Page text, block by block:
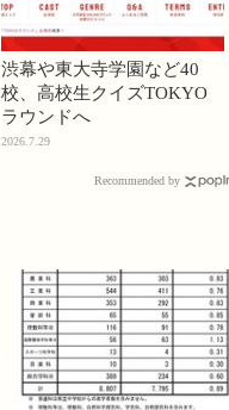
渋幕や東大寺学園など40
校、高校生クイズTOKYO
ラウンドへ
2026.7.29
Recommended by